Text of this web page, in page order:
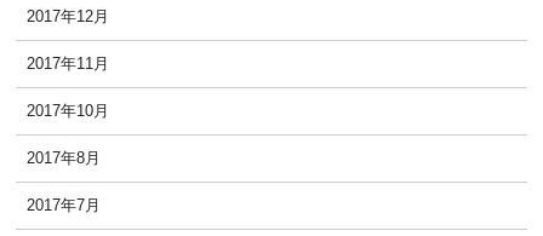
2017年12月
2017年11月
2017年10月
2017年8月
2017年7月